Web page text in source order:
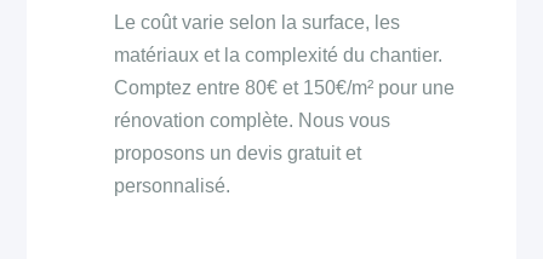
Le coût varie selon la surface, les
matériaux et la complexité du chantier.
Comptez entre 80€ et 150€/m² pour une
rénovation complète. Nous vous
proposons un devis gratuit et
personnalisé.